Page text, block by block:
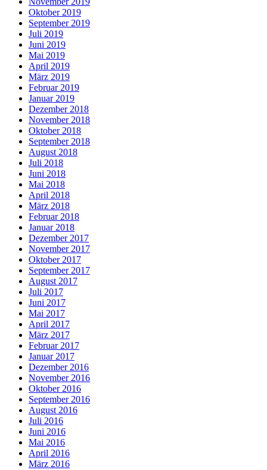
Oktober 2019
September 2019
Juli 2019
Juni 2019
Mai 2019
April 2019
März 2019
Februar 2019
Januar 2019
Dezember 2018
November 2018
Oktober 2018
September 2018
August 2018
Juli 2018
Juni 2018
Mai 2018
April 2018
März 2018
Februar 2018
Januar 2018
Dezember 2017
November 2017
Oktober 2017
September 2017
August 2017
Juli 2017
Juni 2017
Mai 2017
April 2017
März 2017
Februar 2017
Januar 2017
Dezember 2016
November 2016
Oktober 2016
September 2016
August 2016
Juli 2016
Juni 2016
Mai 2016
April 2016
März 2016